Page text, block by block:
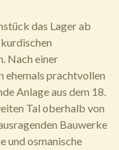
das Lager ab
Nach einer
ehemals prachtvollen
Anlage aus dem 18.
Tal oberhalb von
Bauwerke
und osmanische